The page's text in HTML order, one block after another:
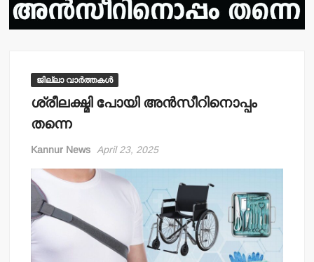
ജില്ലാ വാർത്തകൾ
ശ്രീലക്ഷ്മി പോയി അന്‍സീറിനൊപ്പം
തന്നെ
Kannur News April 23, 2025